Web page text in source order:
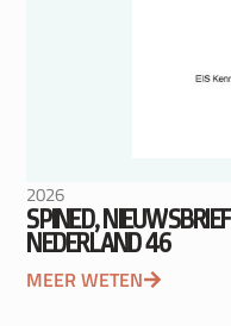
2026
SPINED,
NEDERLAND 46
MEER WETEN